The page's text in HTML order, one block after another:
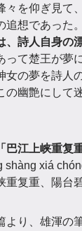
々を仰ぎ見て
追想であった。
、詩人自身の
って楚王が夢
女の夢を詩人
の幽艶にして
巴江上峡重复
shàng xiá
重复重、陽台
より、雄渾の